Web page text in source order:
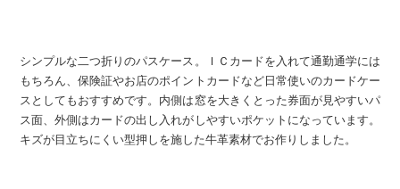
シンプルな二つ折りのパスケース。ＩＣカードを入れて通勤通学には
もちろん、保険証やお店のポイントカードなど日常使いのカードケー
スとしてもおすすめです。内側は窓を大きくとった券面が見やすいパ
ス面、外側はカードの出し入れがしやすいポケットになっています。
キズが目立ちにくい型押しを施した牛革素材でお作りしました。